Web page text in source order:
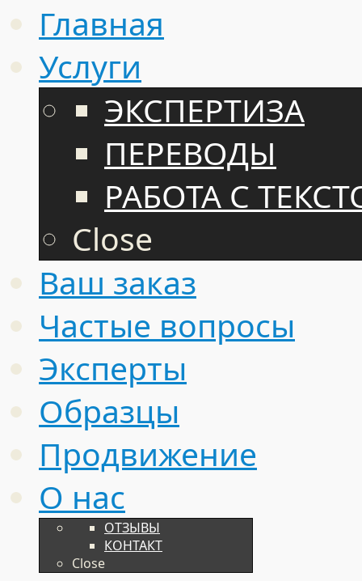
Главная
Услуги
ЭКСПЕРТИЗА
ПЕРЕВОДЫ
РАБОТА С
Close
Ваш заказ
Частые вопросы
Эксперты
Образцы
Продвижение
О нас
ОТЗЫВЫ
КОНТАКТ
Close